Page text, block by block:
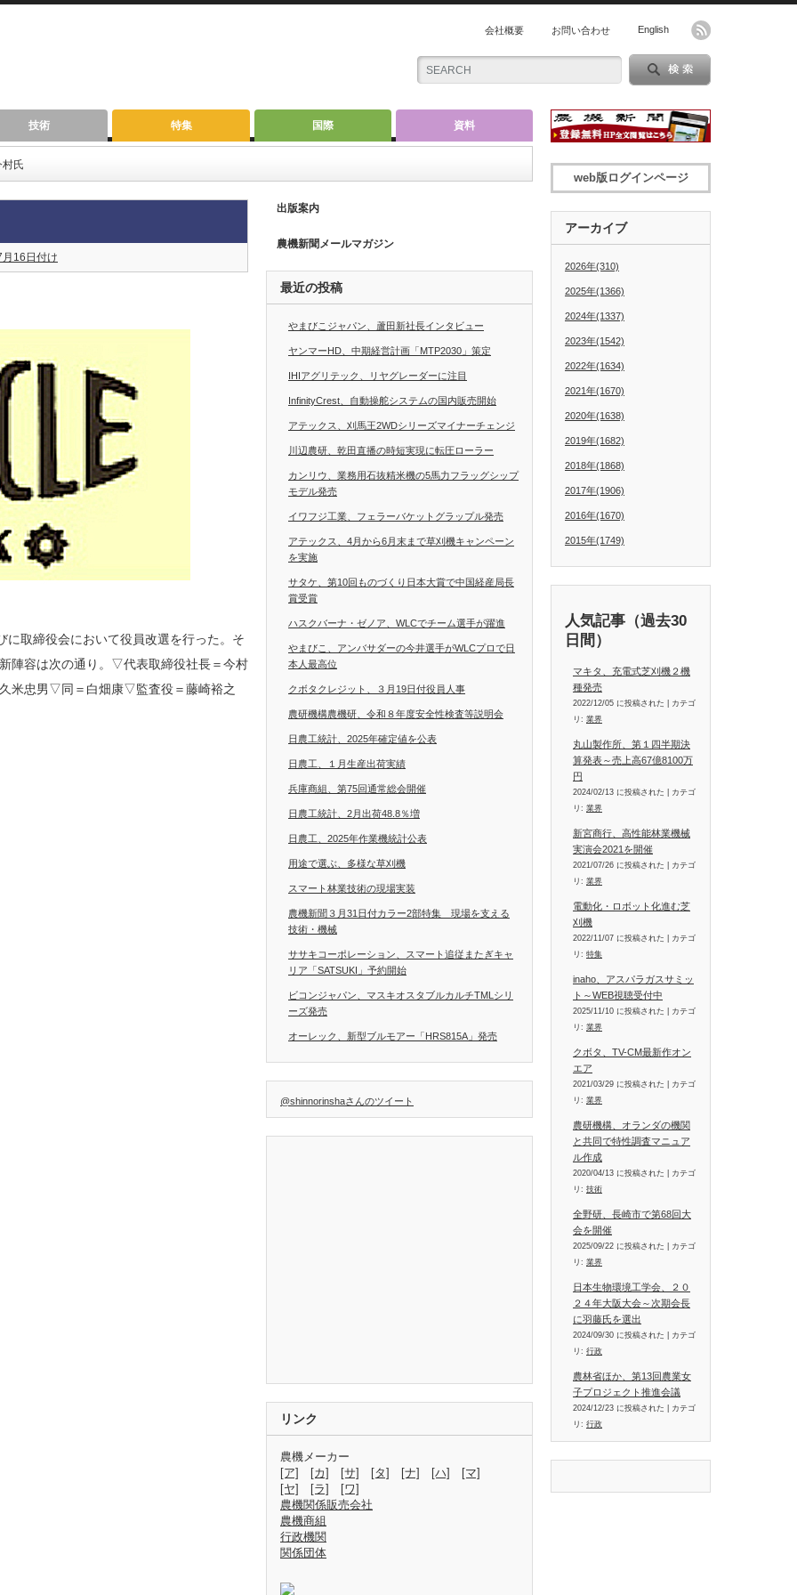
会社概要 お問い合わせ English
技術 特集 国際 資料
氏
16日付け
に取締役会において役員改選を行った。そ
陣容は次の通り。▽代表取締役社長＝今村
米忠男▽同＝白畑康▽監査役＝藤崎裕之
出版案内
農機新聞メールマガジン
最近の投稿
やまびこジャパン、蘆田新社長インタビュー
ヤンマーHD、中期経営計画「MTP2030」策定
IHIアグリテック、リヤグレーダーに注目
InfinityCrest、自動操舵システムの国内販売開始
アテックス、刈馬王2WDシリーズマイナーチェンジ
川辺農研、乾田直播の時短実現に転圧ローラー
カンリウ、業務用石抜精米機の5馬力フラッグシップ
モデル発売
イワフジ工業、フェラーバケットグラップル発売
アテックス、4月から6月末まで草刈機キャンペーン
を実施
サタケ、第10回ものづくり日本大賞で中国経産局長
賞受賞
ハスクバーナ・ゼノア、WLCでチーム選手が躍進
やまびこ、アンバサダーの今井選手がWLCプロで日
本人最高位
クボタクレジット、３月19日付役員人事
農研機構農機研、令和８年度安全性検査等説明会
日農工統計、2025年確定値を公表
日農工、１月生産出荷実績
兵庫商組、第75回通常総会開催
日農工統計、2月出荷48.8％増
日農工、2025年作業機統計公表
用途で選ぶ、多様な草刈機
スマート林業技術の現場実装
農機新聞３月31日付カラー2部特集 現場を支える
技術・機械
ササキコーポレーション、スマート追従またぎキャ
リア「SATSUKI」予約開始
ビコンジャパン、マスキオスタブルカルチTMLシリ
ーズ発売
オーレック、新型ブルモアー「HRS815A」発売
@shinnorinshaさんのツイート
リンク
農機メーカー
[ア]
[カ] [サ] [タ] [ナ] [ハ]
[マ]
[ヤ]
[ラ]
[ワ]
農機関係販売会社
農機商組
行政機関
関係団体
web版ログインページ
アーカイブ
2026年(310)
2025年(1366)
2024年(1337)
2023年(1542)
2022年(1634)
2021年(1670)
2020年(1638)
2019年(1682)
2018年(1868)
2017年(1906)
2016年(1670)
2015年(1749)
人気記事（過去30
日間）
マキタ、充電式芝刈機２機
種発売
2022/12/05 に投稿された
カテゴ
リ: 業界
丸山製作所、第１四半期決
算発表～売上高67億8100万
円
2024/02/13 に投稿された
カテゴ
リ: 業界
新宮商行、高性能林業機械
実演会2021を開催
2021/07/26 に投稿された
カテゴ
リ: 業界
電動化・ロボット化進む芝
刈機
2022/11/07 に投稿された
カテゴ
リ: 特集
inaho、アスパラガスサミッ
ト～WEB視聴受付中
2025/11/10 に投稿された
カテゴ
リ: 業界
クボタ、TV-CM最新作オン
エア
2021/03/29 に投稿された
カテゴ
リ: 業界
農研機構、オランダの機関
と共同で特性調査マニュア
ル作成
2020/04/13 に投稿された
カテゴ
リ: 技術
全野研、長崎市で第68回大
会を開催
2025/09/22 に投稿された
カテゴ
リ: 業界
日本生物環境工学会、２０
２４年大阪大会～次期会長
に羽藤氏を選出
2024/09/30 に投稿された
カテゴ
リ: 行政
農林省ほか、第13回農業女
子プロジェクト推進会議
2024/12/23 に投稿された
カテゴ
リ: 行政